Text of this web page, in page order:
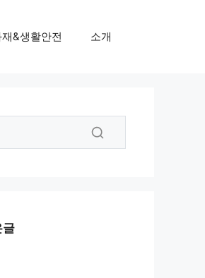
&생활안전 소개
글